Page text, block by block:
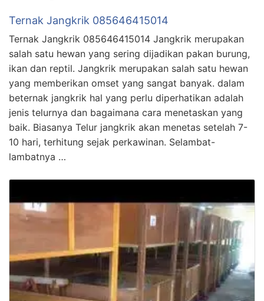
Ternak Jangkrik 085646415014
Ternak Jangkrik 085646415014 Jangkrik merupakan
salah satu hewan yang sering dijadikan pakan burung,
ikan dan reptil. Jangkrik merupakan salah satu hewan
yang memberikan omset yang sangat banyak. dalam
beternak jangkrik hal yang perlu diperhatikan adalah
jenis telurnya dan bagaimana cara menetaskan yang
baik. Biasanya Telur jangkrik akan menetas setelah 7-
10 hari, terhitung sejak perkawinan. Selambat-
lambatnya …